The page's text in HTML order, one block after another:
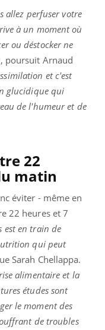
allez perfuser votre
à un moment où
ou déstocker ne
, poursuit Arnaud
et c'est
glucidique qui
de l'humeur et de
22
matin
éviter - même en
22 heures et 7
est en train de
qui peut
Sarah Chellappa.
alimentaire et la
études sont
le moment des
de troubles